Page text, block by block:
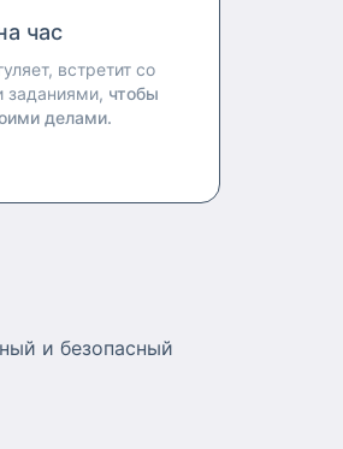
час
встретит со
чтобы
делами.
и безопасный